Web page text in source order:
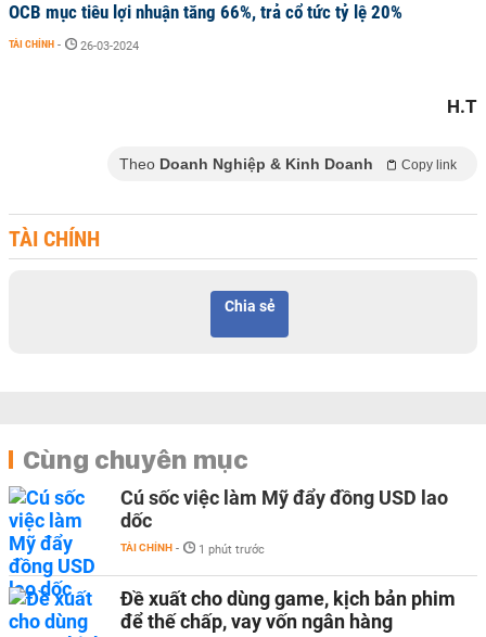
OCB mục tiêu lợi nhuận tăng 66%, trả cổ tức tỷ lệ 20%
TÀI CHÍNH - 26-03-2024
H.T
Theo Doanh Nghiệp & Kinh Doanh Copy link
TÀI CHÍNH
Chia sẻ
Cùng chuyên mục
Cú sốc việc làm Mỹ đẩy đồng USD lao
dốc
TÀI CHÍNH - 1 phút trước
Đề xuất cho dùng game, kịch bản phim
để thế chấp, vay vốn ngân hàng